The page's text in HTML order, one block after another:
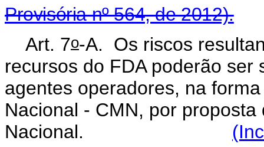
Provisória nº 564, de 2012).
Art. 7o-A. Os riscos
recursos do FDA poderão
agentes operadores, na
Nacional - CMN, por
Nacional.